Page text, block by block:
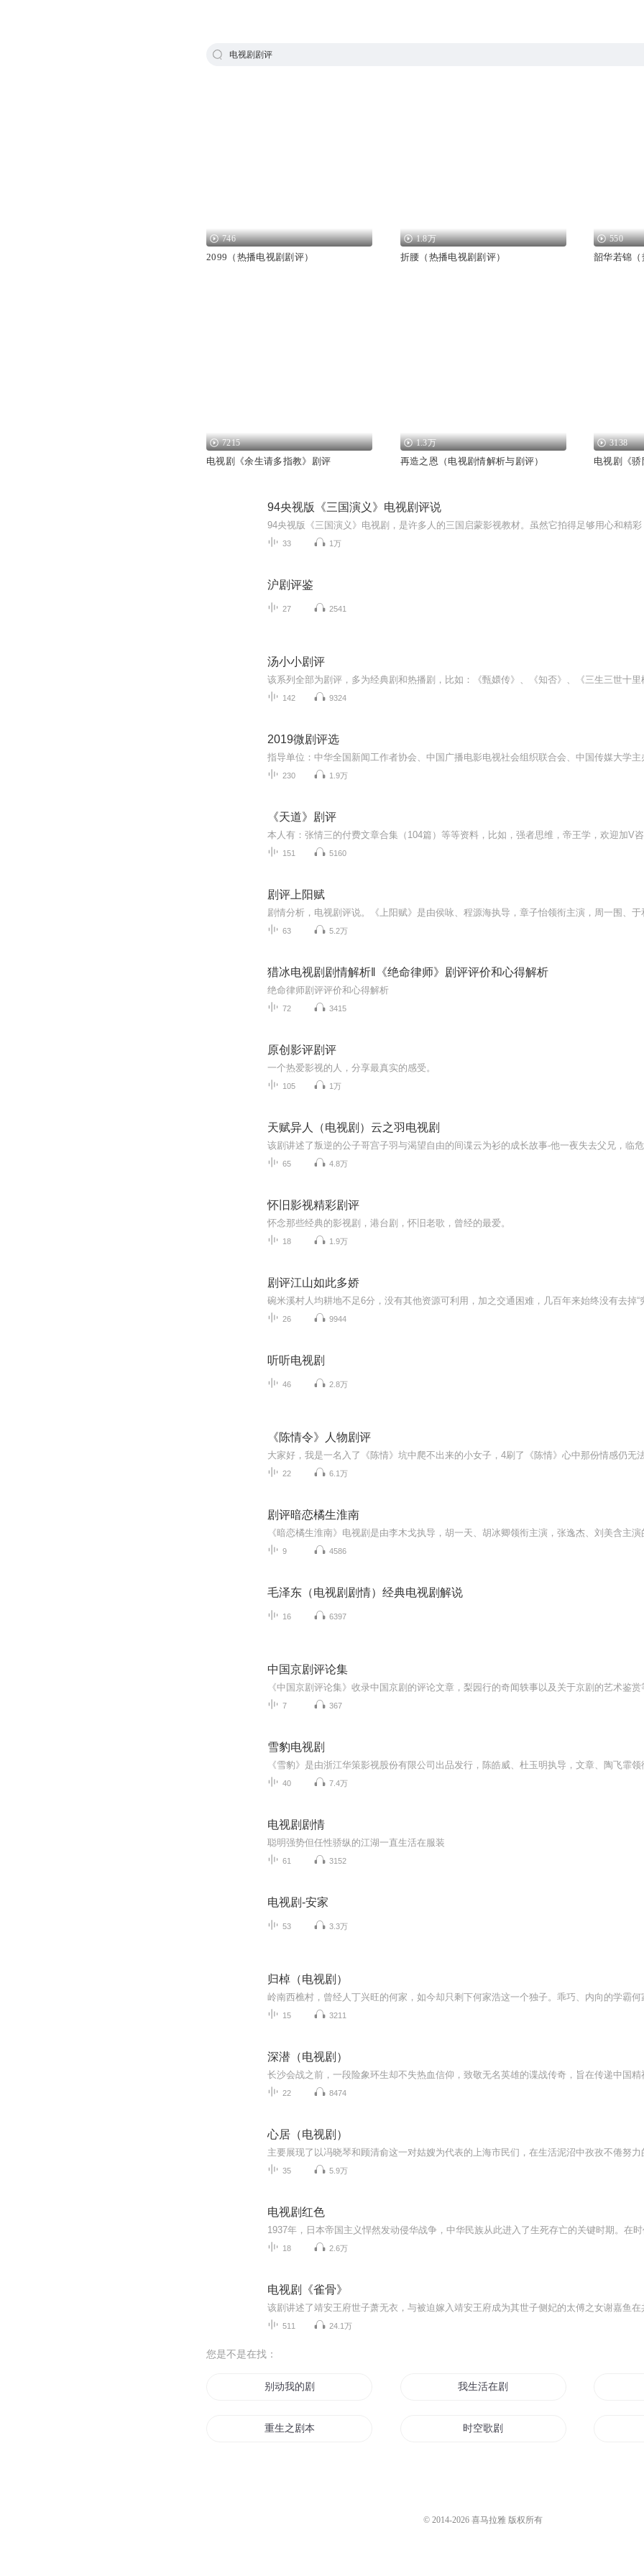
电视剧剧评
746
2099（热播电视剧剧评）
1.8万
折腰（热播电视剧剧评）
550
韶华若锦（
7215
电视剧《余生请多指教》剧评
1.3万
再造之恩（电视剧情解析与剧评）
3138
电视剧《骄
94央视版《三国演义》电视剧评说
33 1万
沪剧评鉴
27 2541
汤小小剧评
142 9324
2019微剧评选
230 1.9万
《天道》剧评
151 5160
剧评上阳赋
63 5.2万
猎冰电视剧剧情解析‖《绝命律师》剧评评价和心得解析
绝命律师剧评评价和心得解析
72 3415
原创影评剧评
一个热爱影视的人，分享最真实的感受。
105 1万
天赋异人（电视剧）云之羽电视剧
65 4.8万
怀旧影视精彩剧评
怀念那些经典的影视剧，港台剧，怀旧老歌，曾经的最爱。
18 1.9万
剧评江山如此多娇
26 9944
听听电视剧
46 2.8万
《陈情令》人物剧评
22 6.1万
剧评暗恋橘生淮南
9 4586
毛泽东（电视剧剧情）经典电视剧解说
16 6397
中国京剧评论集
《中国京剧评论集》收录中国京剧的评论文章，梨园行的奇闻轶事以及关于京剧的艺术鉴赏
7 367
雪豹电视剧
40 7.4万
电视剧剧情
聪明强势但任性骄纵的江湖一直生活在服装
61 3152
电视剧-安家
53 3.3万
归棹（电视剧）
15 3211
深潜（电视剧）
22 8474
心居（电视剧）
35 5.9万
电视剧红色
18 2.6万
电视剧《雀骨》
511 24.1万
您是不是在找：
别动我的剧本 我生活在剧本里
重生之剧本人生 时空歌剧
© 2014-2026 喜马拉雅 版权所有